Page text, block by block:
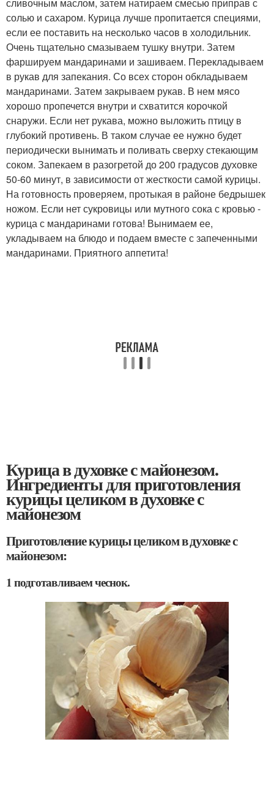
солью и сахаром. Курица лучше пропитается специями,
если ее поставить на несколько часов в холодильник.
Очень тщательно смазываем тушку внутри. Затем
фаршируем мандаринами и зашиваем. Перекладываем
в рукав для запекания. Со всех сторон обкладываем
мандаринами. Затем закрываем рукав. В нем мясо
хорошо пропечется внутри и схватится корочкой
снаружи. Если нет рукава, можно выложить птицу в
глубокий противень. В таком случае ее нужно будет
периодически вынимать и поливать сверху стекающим
соком. Запекаем в разогретой до 200 градусов духовке
50-60 минут, в зависимости от жесткости самой курицы.
На готовность проверяем, протыкая в районе бедрышек
ножом. Если нет сукровицы или мутного сока с кровью -
курица с мандаринами готова! Вынимаем ее,
укладываем на блюдо и подаем вместе с запеченными
мандаринами. Приятного аппетита!
Курица в духовке с майонезом.
Ингредиенты для приготовления
курицы целиком в духовке с
майонезом
Приготовление курицы целиком в духовке с
майонезом:
1 подготавливаем чеснок.